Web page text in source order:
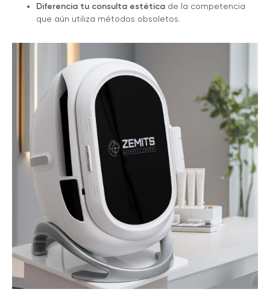
Diferencia tu consulta estética de la competencia
que aún utiliza métodos obsoletos.
TESTIMONIOS